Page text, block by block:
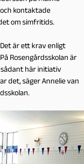
kontaktade
om simfritids.
är ett krav enligt
Rosengårdsskolan är
här initiativ
det, säger Annelie van